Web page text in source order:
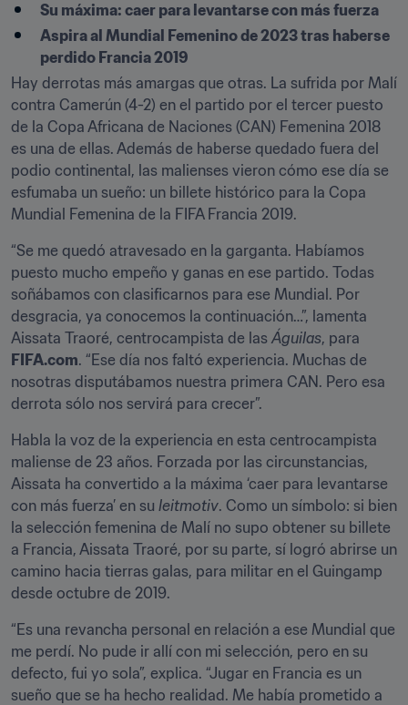
Su máxima: caer para levantarse con más fuerza
Aspira al Mundial Femenino de 2023 tras haberse
perdido Francia 2019
Hay derrotas más amargas que otras. La sufrida por Malí
contra Camerún (4-2) en el partido por el tercer puesto
de la Copa Africana de Naciones (CAN) Femenina 2018
es una de ellas. Además de haberse quedado fuera del
podio continental, las malienses vieron cómo ese día se
esfumaba un sueño: un billete histórico para la Copa
Mundial Femenina de la FIFA Francia 2019.
“Se me quedó atravesado en la garganta. Habíamos
puesto mucho empeño y ganas en ese partido. Todas
soñábamos con clasificarnos para ese Mundial. Por
desgracia, ya conocemos la continuación…”, lamenta
Aissata Traoré, centrocampista de las Águilas
FIFA.com. “Ese día nos faltó experiencia. Muchas de
nosotras disputábamos nuestra primera CAN. Pero esa
derrota sólo nos servirá para crecer”.
Habla la voz de la experiencia en esta centrocampista
maliense de 23 años. Forzada por las circunstancias,
Aissata ha convertido a la máxima ‘caer para levantarse
con más fuerza’ en su leitmotiv. Como un símbolo: si bien
la selección femenina de Malí no supo obtener su billete
a Francia, Aissata Traoré, por su parte, sí logró abrirse un
camino hacia tierras galas, para militar en el Guingamp
desde octubre de 2019.
“Es una revancha personal en relación a ese Mundial que
me perdí. No pude ir allí con mi selección, pero en su
defecto, fui yo sola”, explica. “Jugar en Francia es un
sueño que se ha hecho realidad. Me había prometido a